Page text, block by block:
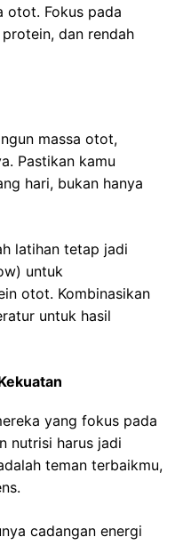
otot. Fokus pada
dan rendah
massa otot,
Pastikan kamu
hari, bukan hanya
latihan tetap jadi
untuk
otot. Kombinasikan
untuk hasil
yang fokus pada
nutrisi harus jadi
teman terbaikmu,
cadangan energi